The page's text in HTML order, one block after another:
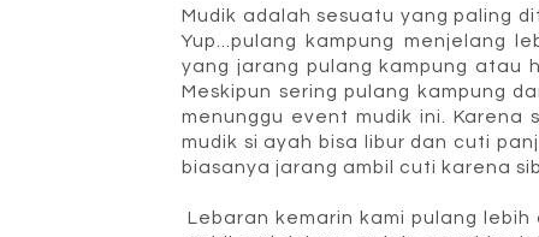
Mudik adalah sesuatu yang paling
Yup...pulang kampung menjelang
yang jarang pulang kampung atau
Meskipun sering pulang kampung
menunggu event mudik ini. Karena
mudik si ayah bisa libur dan cuti
biasanya jarang ambil cuti karena
Lebaran kemarin kami pulang